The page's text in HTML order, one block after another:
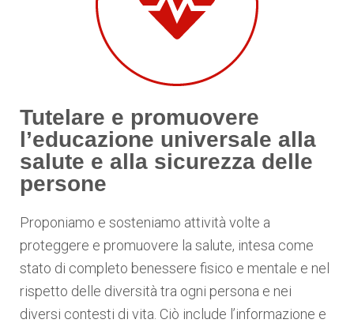
Tutelare e promuovere
l’educazione universale alla
salute e alla sicurezza delle
persone
Proponiamo e sosteniamo attività volte a
proteggere e promuovere la salute, intesa come
stato di completo benessere fisico e mentale e nel
rispetto delle diversità tra ogni persona e nei
diversi contesti di vita. Ciò include l’informazione e